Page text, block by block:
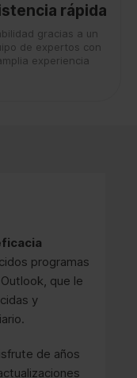
rápida
gracias a un
de expertos con
experiencia
programas
que le
y
de años